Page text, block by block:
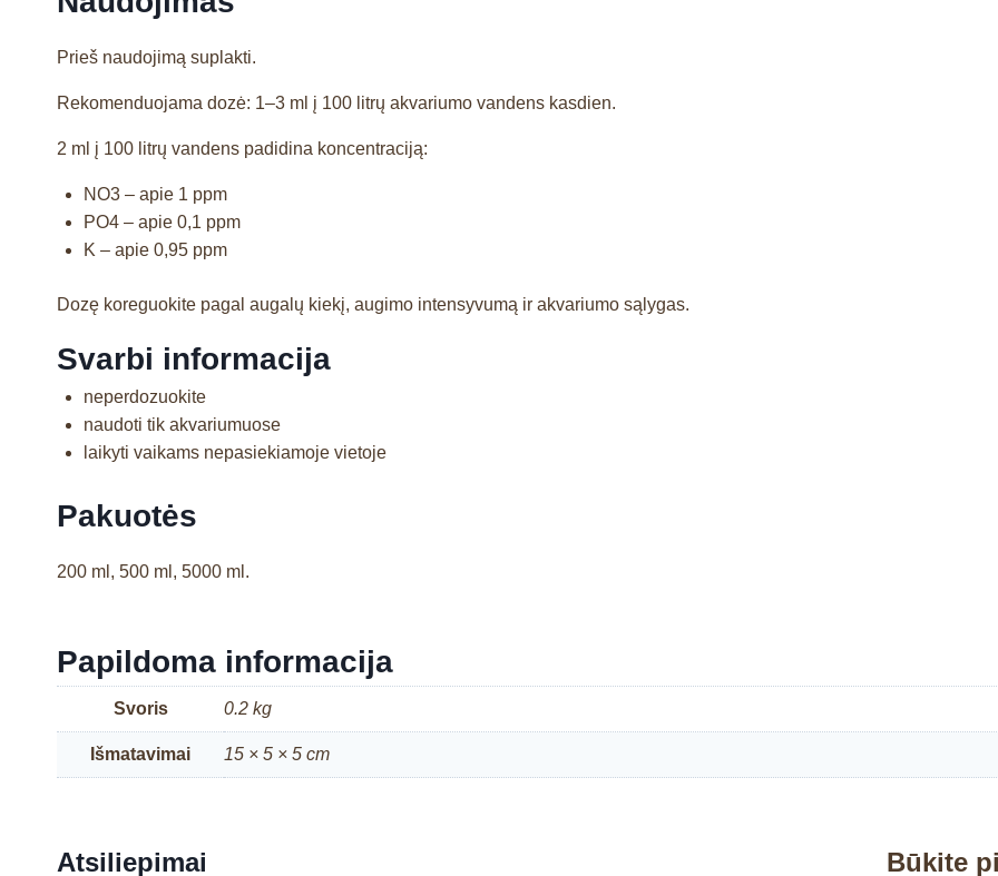
Prieš naudojimą suplakti.
Rekomenduojama dozė: 1–3 ml į 100 litrų akvariumo vandens kasdien.
2 ml į 100 litrų vandens padidina koncentraciją:
NO3 – apie 1 ppm
PO4 – apie 0,1 ppm
K – apie 0,95 ppm
Dozę koreguokite pagal augalų kiekį, augimo intensyvumą ir akvariumo sąlygas.
Svarbi informacija
neperdozuokite
naudoti tik akvariumuose
laikyti vaikams nepasiekiamoje vietoje
Pakuotės
200 ml, 500 ml, 5000 ml.
Papildoma informacija
Svoris 0.2 kg
Išmatavimai 15 × 5 × 5 cm
Atsiliepimai
Būkite